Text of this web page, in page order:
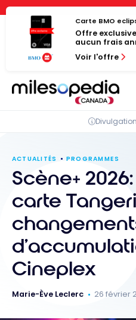
Panneau de gestion des
Passer
contenu
Carte BMO
Offre
aucun frais
Voir l'offre
ACTUALITÉS PROGRAMMES
Scène+
carte
Cineplex
Marie-Ève Leclerc 26 février